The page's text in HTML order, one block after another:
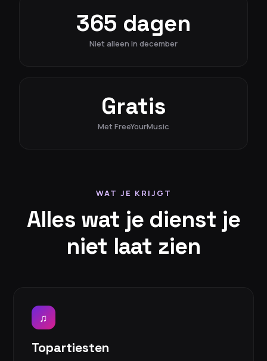
365 dagen
Niet alleen in december
Gratis
Met FreeYourMusic
WAT JE KRIJGT
Alles wat je dienst je
niet laat zien
♫
Topartiesten